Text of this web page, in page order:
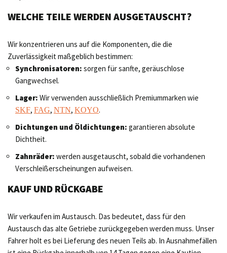
WELCHE TEILE WERDEN AUSGETAUSCHT?
Wir konzentrieren uns auf die Komponenten, die die
Zuverlässigkeit maßgeblich bestimmen:
Synchronisatoren: sorgen für sanfte, geräuschlose
Gangwechsel.
Lager: Wir verwenden ausschließlich Premiummarken wie
SKF, FAG, NTN, KOYO.
Dichtungen und Öldichtungen: garantieren absolute
Dichtheit.
Zahnräder: werden ausgetauscht, sobald die vorhandenen
Verschleißerscheinungen aufweisen.
KAUF UND RÜCKGABE
Wir verkaufen im Austausch. Das bedeutet, dass für den
Austausch das alte Getriebe zurückgegeben werden muss. Unser
Fahrer holt es bei Lieferung des neuen Teils ab. In Ausnahmefällen